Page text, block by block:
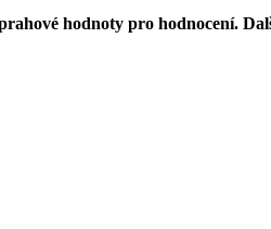
hodnoty pro hodnocení.